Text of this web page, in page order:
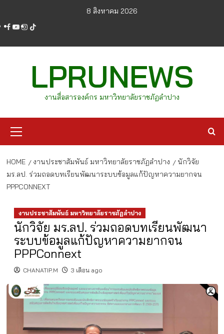
content
8 สิงหาคม 2026
facebook
youtube
instagram
tiktok
LPRUNEWS
งานสื่อสารองค์กร มหาวิทยาลัยราชภัฏลำปาง
Menu
HOME งานประชาสัมพันธ์ มหาวิทยาลัยราชภัฏลำปาง
นักวิจัย
มร.ลป. ร่วมถอดบทเรียนพัฒนาระบบข้อมูลแก้ปัญหาความยากจน
PPPCONNEXT
งานประชาสัมพันธ์ มหาวิทยาลัยราชภัฏลำปาง
นักวิจัย มร.ลป. ร่วมถอดบทเรียนพัฒนา
ระบบข้อมูลแก้ปัญหาความยากจน
PPPConnext
CHANATIP.M 3 เดือน ago